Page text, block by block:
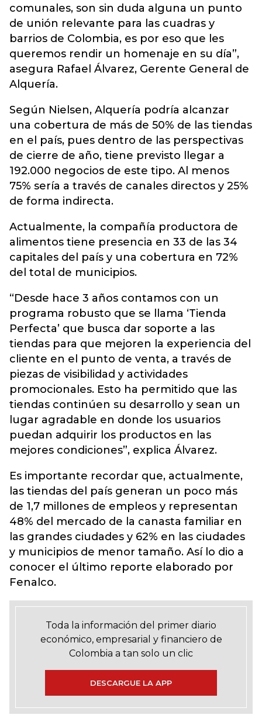
comunales, son sin duda alguna un punto
de unión relevante para las cuadras y
barrios de Colombia, es por eso que les
queremos rendir un homenaje en su día”,
asegura Rafael Álvarez, Gerente General de
Alquería.
Según Nielsen, Alquería podría alcanzar
una cobertura de más de 50% de las tiendas
en el país, pues dentro de las perspectivas
de cierre de año, tiene previsto llegar a
192.000 negocios de este tipo. Al menos
75% sería a través de canales directos y 25%
de forma indirecta.
Actualmente, la compañía productora de
alimentos tiene presencia en 33 de las 34
capitales del país y una cobertura en 72%
del total de municipios.
“Desde hace 3 años contamos con un
programa robusto que se llama ‘Tienda
Perfecta’ que busca dar soporte a las
tiendas para que mejoren la experiencia del
cliente en el punto de venta, a través de
piezas de visibilidad y actividades
promocionales. Esto ha permitido que las
tiendas continúen su desarrollo y sean un
lugar agradable en donde los usuarios
puedan adquirir los productos en las
mejores condiciones”, explica Álvarez.
Es importante recordar que, actualmente,
las tiendas del país generan un poco más
de 1,7 millones de empleos y representan
48% del mercado de la canasta familiar en
las grandes ciudades y 62% en las ciudades
y municipios de menor tamaño. Así lo dio a
conocer el último reporte elaborado por
Fenalco.
Toda la información del primer diario
económico, empresarial y financiero de
Colombia a tan solo un clic
DESCARGUE LA APP